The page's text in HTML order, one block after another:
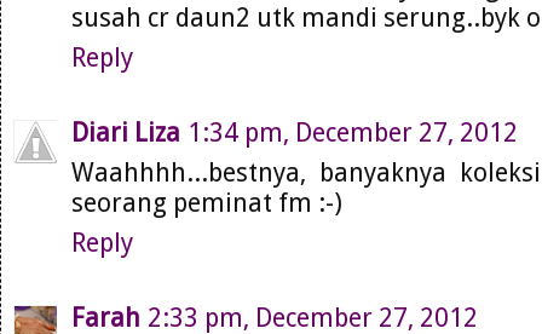
susah cr daun2 utk mandi serung..byk
Reply
Diari Liza 1:34 pm, December 27, 2012
Waahhhh...bestnya, banyaknya
seorang peminat fm :-)
Reply
Farah 2:33 pm, December 27, 2012